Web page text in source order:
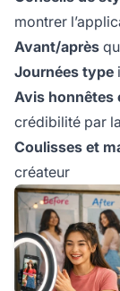
montrer
Avant/après
Journées type
Avis honnêtes
crédibilité par
Coulisses et
créateur